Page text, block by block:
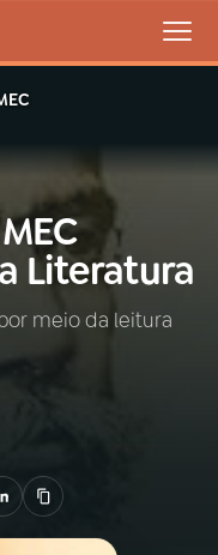
AO VIVO
Literatura
meio da leitura